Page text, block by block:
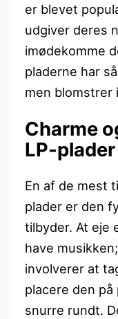
er blevet
udgiver deres
imødekomme
pladerne har
men blomstrer
Charme
LP-
En af de mest
plader er den
tilbyder. At eje
have
involverer at
placere den
snurre rundt.